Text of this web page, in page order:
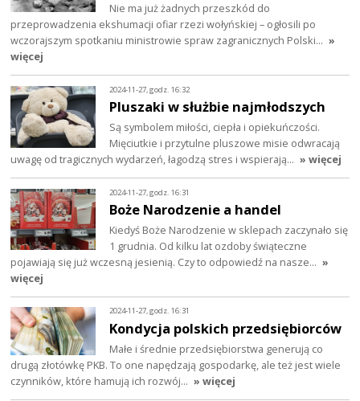
Nie ma już żadnych przeszkód do
przeprowadzenia ekshumacji ofiar rzezi wołyńskiej – ogłosili po
wczorajszym spotkaniu ministrowie spraw zagranicznych Polski… »
więcej
2024-11-27, godz. 16:32
Pluszaki w służbie najmłodszych
Są symbolem miłości, ciepła i opiekuńczości.
Mięciutkie i przytulne pluszowe misie odwracają
uwagę od tragicznych wydarzeń, łagodzą stres i wspierają… » więcej
2024-11-27, godz. 16:31
Boże Narodzenie a handel
Kiedyś Boże Narodzenie w sklepach zaczynało się
1 grudnia. Od kilku lat ozdoby świąteczne
pojawiają się już wczesną jesienią. Czy to odpowiedź na nasze… »
więcej
2024-11-27, godz. 16:31
Kondycja polskich przedsiębiorców
Małe i średnie przedsiębiorstwa generują co
drugą złotówkę PKB. To one napędzają gospodarkę, ale też jest wiele
czynników, które hamują ich rozwój… » więcej